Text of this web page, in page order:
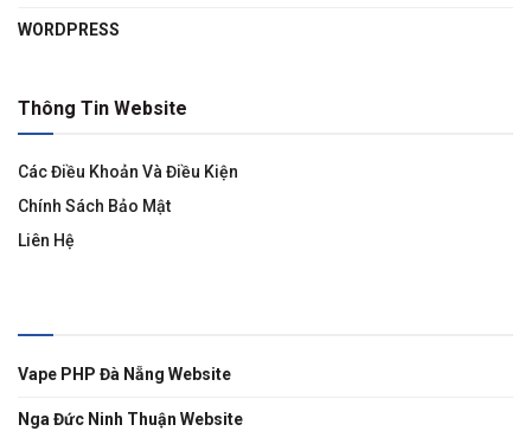
WORDPRESS
Thông Tin Website
Các Điều Khoản Và Điều Kiện
Chính Sách Bảo Mật
Liên Hệ
Vape PHP Đà Nẵng Website
Nga Đức Ninh Thuận Website